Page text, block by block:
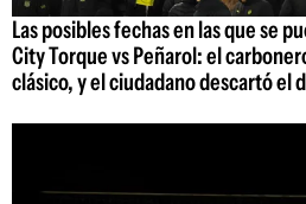
Las posibles fechas en las que se
City Torque vs Peñarol: el
clásico, y el ciudadano descartó el